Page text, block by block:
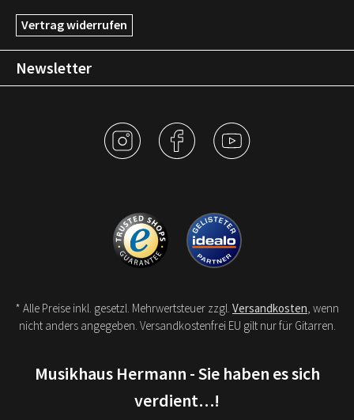
Vertrag widerrufen
Newsletter
* Alle Preise inkl. gesetzl. Mehrwertsteuer zzgl. Versandkosten, wenn
nicht anders angegeben. Versandkostenfrei EU gilt nur für Gitarren.
Musikhaus Hermann - Sie haben es sich
verdient…!